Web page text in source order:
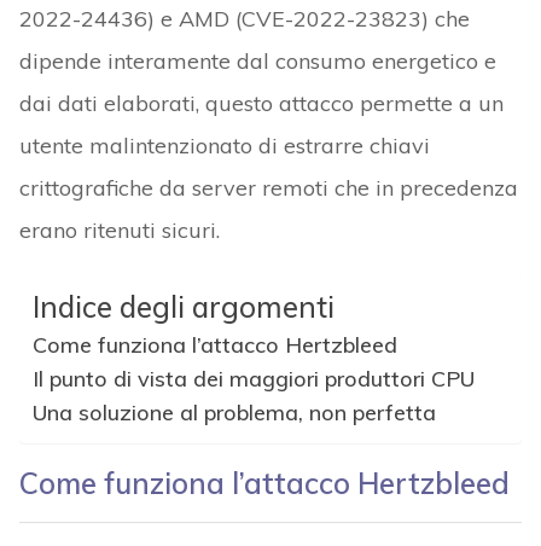
2022-24436) e AMD (CVE-2022-23823) che
dipende interamente dal consumo energetico e
dai dati elaborati, questo attacco permette a un
utente malintenzionato di estrarre chiavi
crittografiche da server remoti che in precedenza
erano ritenuti sicuri.
Indice degli argomenti
Come funziona l’attacco Hertzbleed
Il punto di vista dei maggiori produttori CPU
Una soluzione al problema, non perfetta
Come funziona l’attacco Hertzbleed